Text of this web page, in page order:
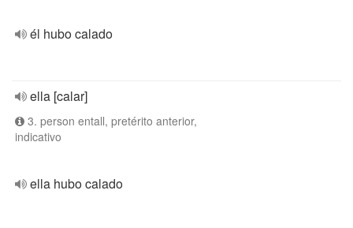
él hubo calado
ella [calar]
3. person entall, pretérito anterior,
indicativo
ella hubo calado